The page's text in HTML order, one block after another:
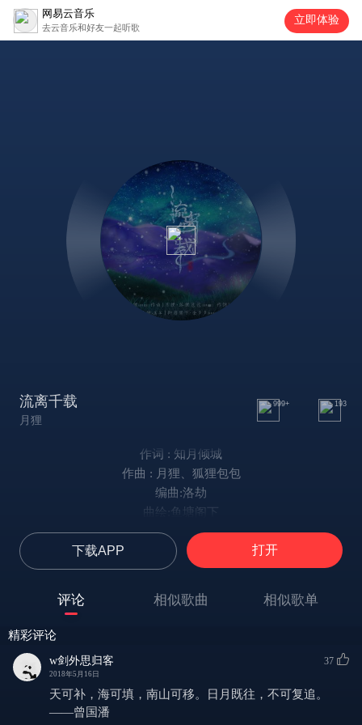
网易云音乐
去云音乐和好友一起听歌
立即体验
流离千载
月狸
999+ 193
作词 : 知月倾城
作曲 : 月狸、狐狸包包
编曲:洛劫
曲绘:鱼塘阁下
PV:君染痕
美工:金多多
混音:小宅
跋涉过两河之域 衍于沼海。
要虔诚祷祝 忏悔前人懈怠
这古老尘埃 漂泊在异乡的城塞
下载APP 打开
评论 相似歌曲 相似歌单
精彩评论
w剑外思归客
2018年5月16日
37
天可补，海可填，南山可移。日月既往，不可复追。
——曾国潘